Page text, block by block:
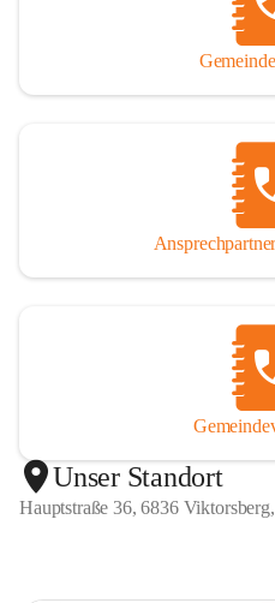
Unser Standort
Hauptstraße 36, 6836